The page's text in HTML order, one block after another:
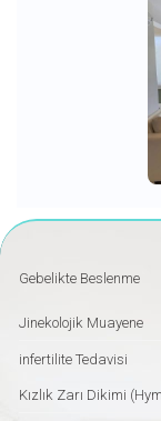
Gebelikte Beslenme
Jinekolojik Muayene
infertilite Tedavisi
Kızlık Zarı Dikimi